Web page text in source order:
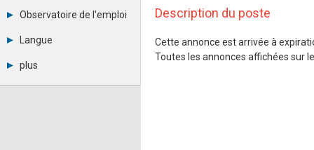
Observatoire de l'emploi
Par métier
Par contrat
Langue
Español
plus
Actualités
Description du poste
Cette annonce est arrivée à
Toutes les annonces affichées sur